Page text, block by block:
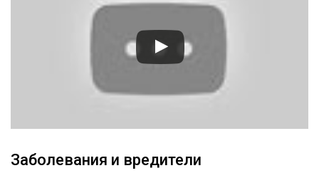
Заболевания и вредители